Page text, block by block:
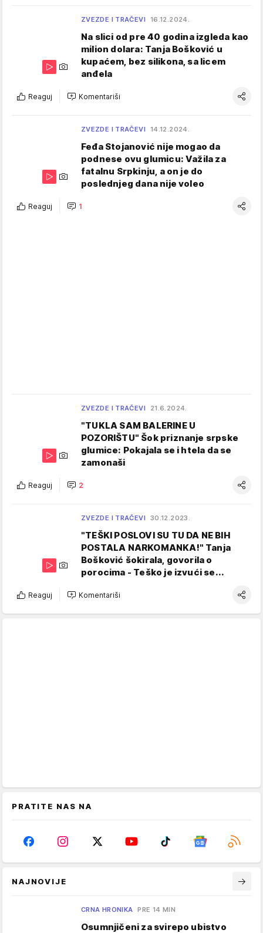
ZVEZDE I TRAČEVI 16.12.2024.
Na slici od pre 40 godina izgleda kao
milion dolara: Tanja Bošković u
kupaćem, bez silikona, sa licem
anđela
Reaguj Komentariši
ZVEZDE I TRAČEVI 14.12.2024.
Feđa Stojanović nije mogao da
podnese ovu glumicu: Važila za
fatalnu Srpkinju, a on je do
poslednjeg dana nije voleo
Reaguj 1
ZVEZDE I TRAČEVI 21.6.2024.
"TUKLA SAM BALERINE U
POZORIŠTU" Šok priznanje srpske
glumice: Pokajala se i htela da se
zamonaši
Reaguj 2
ZVEZDE I TRAČEVI 30.12.2023.
"TEŠKI POSLOVI SU TU DA NE BIH
POSTALA NARKOMANKA!" Tanja
Bošković šokirala, govorila o
porocima - Teško je izvući se...
Reaguj Komentariši
PRATITE NAS NA
NAJNOVIJE
CRNA HRONIKA PRE 14 MIN
Osumnjičeni za svirepo ubistvo